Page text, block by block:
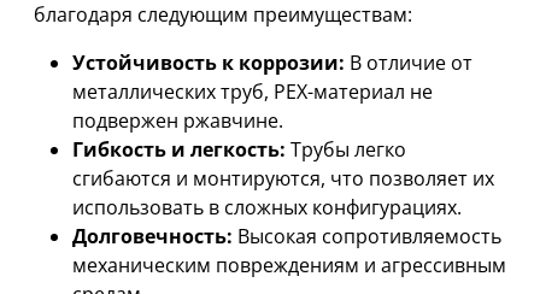
благодаря следующим преимуществам:
Устойчивость к коррозии: В отличие от
металлических труб, PEX-материал не
подвержен ржавчине.
Гибкость и легкость: Трубы легко
сгибаются и монтируются, что позволяет их
использовать в сложных конфигурациях.
Долговечность: Высокая сопротивляемость
механическим повреждениям и агрессивным